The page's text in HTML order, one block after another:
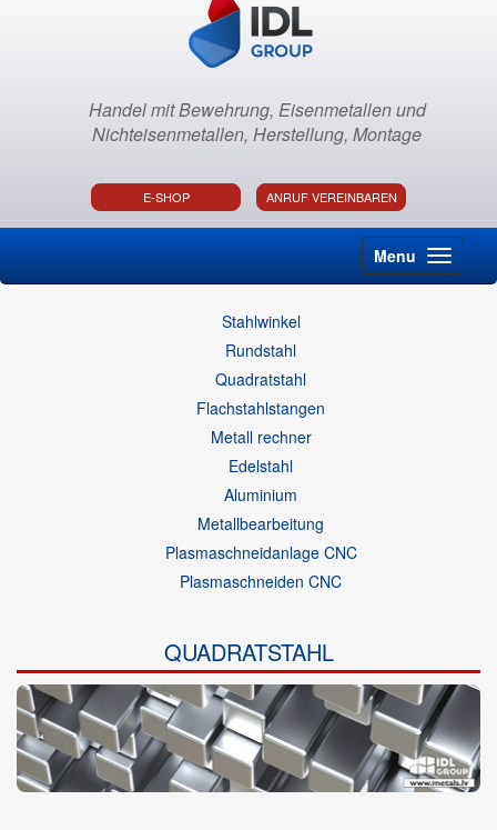
Handel mit Bewehrung, Eisenmetallen und
Nichteisenmetallen, Herstellung, Montage
E-SHOP ANRUF VEREINBAREN
Menu
Stahlwinkel
Rundstahl
Quadratstahl
Flachstahlstangen
Metall rechner
Edelstahl
Aluminium
Metallbearbeitung
Plasmaschneidanlage CNC
Plasmaschneiden CNC
QUADRATSTAHL